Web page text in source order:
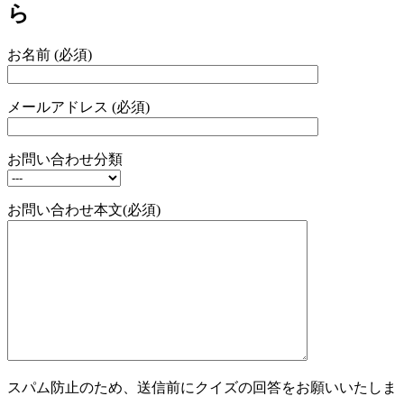
ら
お名前 (必須)
メールアドレス (必須)
お問い合わせ分類
お問い合わせ本文(必須)
スパム防止のため、送信前にクイズの回答をお願いいたしま